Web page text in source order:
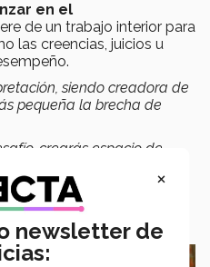
en el
de un trabajo interior para
las creencias, juicios u
siendo creadora de
pequeña la brecha de
crearás espacio de
mostrarte creadora de
con la empatía y la
×
newsletter de